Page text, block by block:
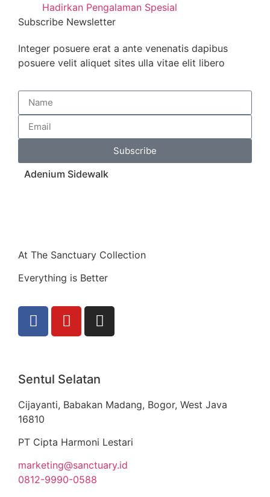
Hadirkan Pengalaman Spesial
Subscribe Newsletter
Integer posuere erat a ante venenatis dapibus
posuere velit aliquet sites ulla vitae elit libero
Subscribe
Adenium Sidewalk
At The Sanctuary Collection
Everything is Better
Sentul Selatan
Cijayanti, Babakan Madang, Bogor, West Java
16810
PT Cipta Harmoni Lestari
marketing@sanctuary.id
0812-9990-0588